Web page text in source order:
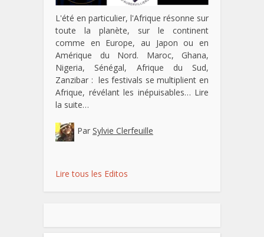
L'été en particulier, l'Afrique résonne sur
toute la planète, sur le continent
comme en Europe, au Japon ou en
Amérique du Nord. Maroc, Ghana,
Nigeria, Sénégal, Afrique du Sud,
Zanzibar : les festivals se multiplient en
Afrique, révélant les inépuisables… Lire
la suite…
Par Sylvie Clerfeuille
Lire tous les Editos